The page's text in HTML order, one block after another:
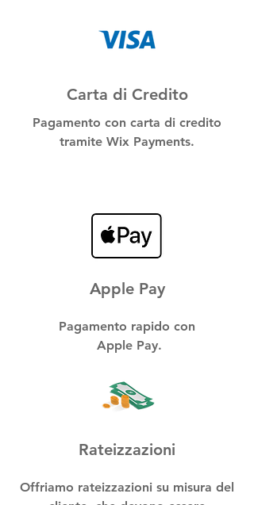
Carta di Credito
Pagamento con carta di credito
tramite Wix Payments.
Apple Pay
Pagamento rapido con
Apple Pay.
Rateizzazioni
Offriamo rateizzazioni su misura del